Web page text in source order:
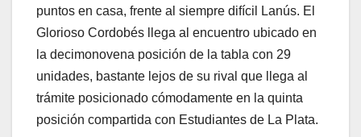
puntos en casa, frente al siempre difícil Lanús. El
Glorioso Cordobés llega al encuentro ubicado en
la decimonovena posición de la tabla con 29
unidades, bastante lejos de su rival que llega al
trámite posicionado cómodamente en la quinta
posición compartida con Estudiantes de La Plata.